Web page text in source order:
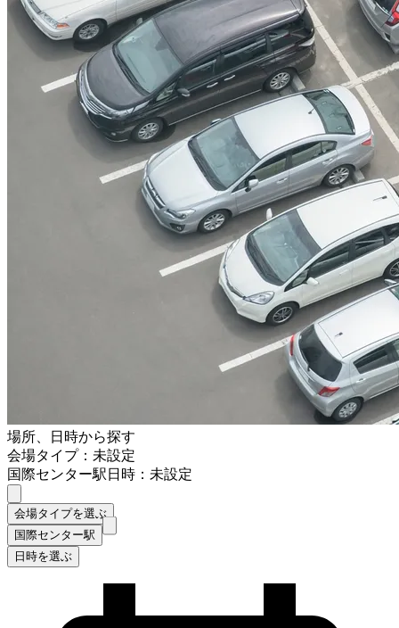
場所、日時から探す
会場タイプ：未設定
国際センター駅日時：未設定
会場タイプを選ぶ
国際センター駅
日時を選ぶ